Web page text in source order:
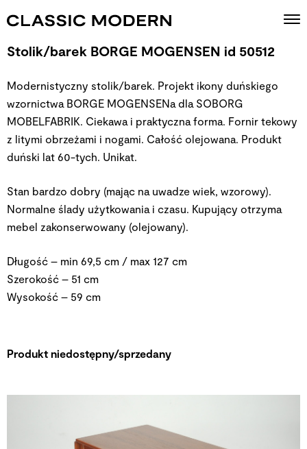
Stolik/barek BORGE MOGENSEN id 50512
Modernistyczny stolik/barek. Projekt ikony duńskiego
wzornictwa BORGE MOGENSENa dla SOBORG
MOBELFABRIK. Ciekawa i praktyczna forma. Fornir tekowy
z litymi obrzeżami i nogami. Całość olejowana. Produkt
duński lat 60-tych. Unikat.
Stan bardzo dobry (mając na uwadze wiek, wzorowy).
Normalne ślady użytkowania i czasu. Kupujący otrzyma
mebel zakonserwowany (olejowany).
Długość – min 69,5 cm / max 127 cm
Szerokość – 51 cm
Wysokość – 59 cm
Produkt niedostępny/sprzedany